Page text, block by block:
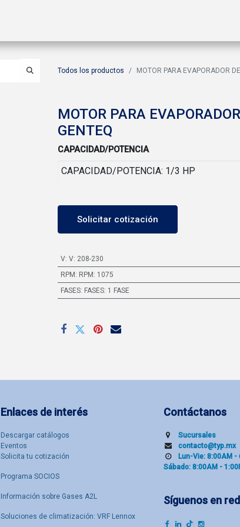
Todos los productos MOTOR PARA EVAPORADOR
MOTOR PARA
GENTEQ
CAPACIDAD/POTENCIA
Solicitar cotización
V: V: 208-230
RPM : RPM: 1075
FASES: FASES: 1 FASE
Enlaces de interés
Descargar catálogos
Eventos
Solicita tu cotización
Programa SOCIOS
Información sobre Gases A2L
Soluciones de climatización: VRF Lennox
Contáctanos
Sucu​rsal​es
contacto@typ.mx
Lun-Vie: 8:00AM -
Sábado: 8:00AM -
Síguenos en